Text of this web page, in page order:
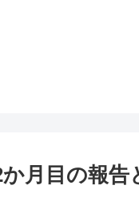
か月目の報